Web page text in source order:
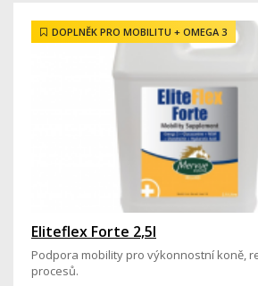
DOPLNĚK PRO MOBILITU + OMEGA 3
Eliteflex Forte 2,5l
Podpora mobility pro výkonnostní koně,
procesů.